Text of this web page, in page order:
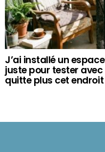
J’ai installé un
juste pour tester
quitte plus cet